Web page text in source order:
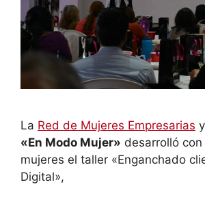
La Red de Mujeres Empresarias
«En Modo Mujer» desarrolló
mujeres el taller «Enganchado
Digital»,